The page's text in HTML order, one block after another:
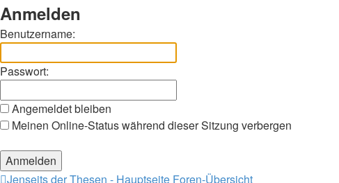
Anmelden
Benutzername:
Passwort:
Angemeldet bleiben
Meinen Online-Status während dieser Sitzung verbergen
Jenseits der Thesen - Hauptseite Foren-Übersicht